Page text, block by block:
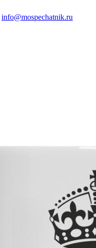
info@mospechatnik.ru